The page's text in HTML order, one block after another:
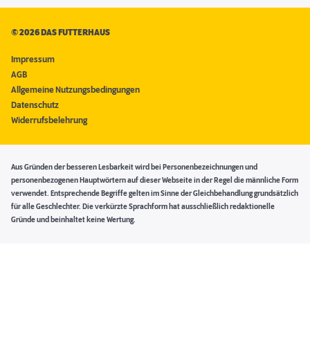
©2026 DAS FUTTERHAUS
Impressum
AGB
Allgemeine Nutzungsbedingungen
Datenschutz
Widerrufsbelehrung
Aus Gründen der besseren Lesbarkeit wird bei Personenbezeichnungen und
personenbezogenen Hauptwörtern auf dieser Webseite in der Regel die männliche Form
verwendet. Entsprechende Begriffe gelten im Sinne der Gleichbehandlung grundsätzlich
für alle Geschlechter. Die verkürzte Sprachform hat ausschließlich redaktionelle
Gründe und beinhaltet keine Wertung.